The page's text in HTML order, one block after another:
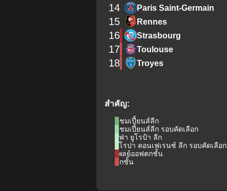
สำคัญ:
แชมเปี้ยนส์ลีก
แชมเปี้ยนส์ลีก รอบคัดเลือก
ยูฟ่า ยูโรป้า ลีก
ยูโรปา คอนเฟเรนซ์ ลีก รอบคัดเลือก
เพลย์ออฟตกชั้น
ตกชั้น
14 Paris Saint-Germain
15 Rennes
16 Strasbourg
17 Toulouse
18 Troyes